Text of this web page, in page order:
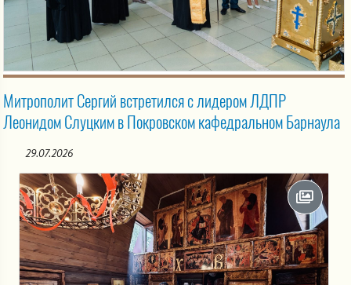
Митрополит Сергий встретился с лидером ЛДПР
Леонидом Слуцким в Покровском кафедральном Барнаула
29.07.2026